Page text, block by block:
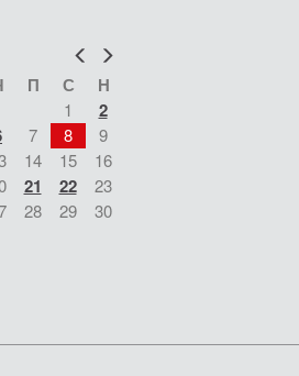
Попер
П С Н
1 2
7 8
9
14 15
16
21 22
23
28 29
30